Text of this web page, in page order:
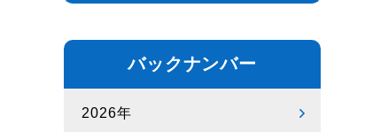
バックナンバー
2026年